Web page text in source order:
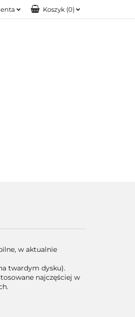
Koszyk (0)
w aktualnie
twardym dysku).
najczęściej w